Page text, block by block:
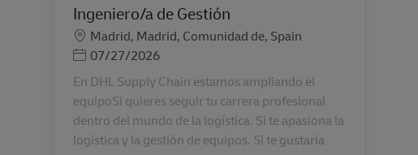
Ingeniero/a de Gestión
Местоположение
Madrid, Madrid, Comunidad de, Spain
Posted Date
07/27/2026
En DHL Supply Chain estamos ampliando el
equipoSi quieres seguir tu carrera profesional
dentro del mundo de la logística. Si te apasiona la
logística y la gestión de equipos. Si te gustaría